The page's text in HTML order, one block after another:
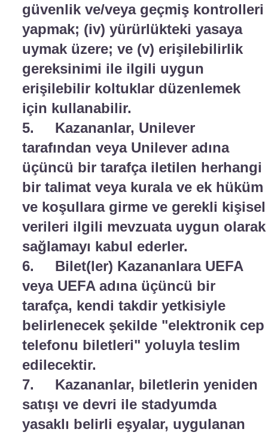
güvenlik ve/veya geçmiş kontrolleri
yapmak; (iv) yürürlükteki yasaya
uymak üzere; ve (v) erişilebilirlik
gereksinimi ile ilgili uygun
erişilebilir koltuklar düzenlemek
için kullanabilir.
5. Kazananlar, Unilever
tarafından veya Unilever adına
üçüncü bir tarafça iletilen herhangi
bir talimat veya kurala ve ek hüküm
ve koşullara girme ve gerekli kişisel
verileri ilgili mevzuata uygun olarak
sağlamayı kabul ederler.
6. Bilet(ler) Kazananlara UEFA
veya UEFA adına üçüncü bir
tarafça, kendi takdir yetkisiyle
belirlenecek şekilde "elektronik cep
telefonu biletleri" yoluyla teslim
edilecektir.
7. Kazananlar, biletlerin yeniden
satışı ve devri ile stadyumda
yasaklı belirli eşyalar, uygulanan